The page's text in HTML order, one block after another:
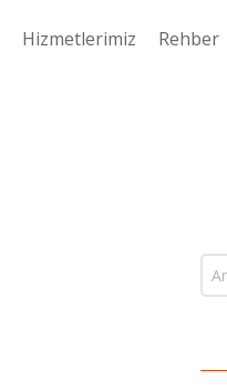
Hizmetlerimiz Rehber